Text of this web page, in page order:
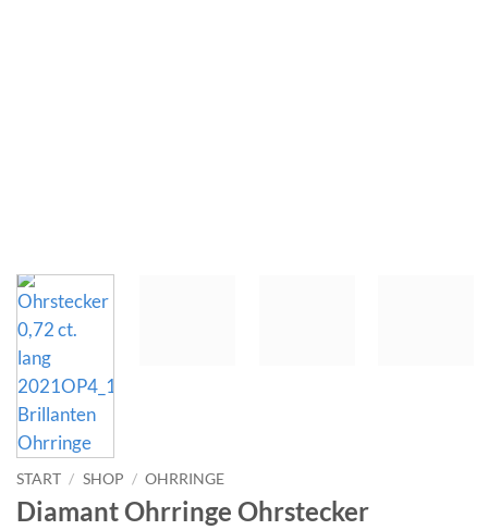
START / SHOP / OHRRINGE
Diamant Ohrringe Ohrstecker